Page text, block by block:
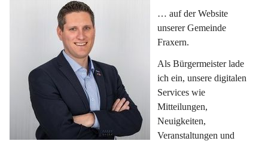
… auf der Website
unserer Gemeinde
Fraxern.
Als Bürgermeister lade
ich ein, unsere digitalen
Services wie
Mitteilungen,
Neuigkeiten,
Veranstaltungen und